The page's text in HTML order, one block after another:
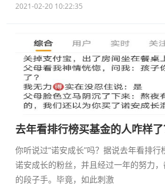
2021-02-20 10:22:35
去年看排行榜买基金的人咋样
你听说过“诺安成长”吗？据说去年看排行
诺安成长的粉丝，并且经过一年的努力，
的段子手。毕竟，如此刺激